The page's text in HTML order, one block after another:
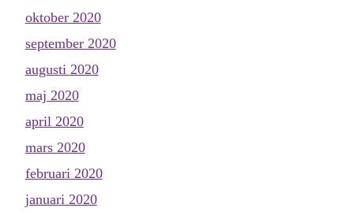
oktober 2020
september 2020
augusti 2020
maj 2020
april 2020
mars 2020
februari 2020
januari 2020